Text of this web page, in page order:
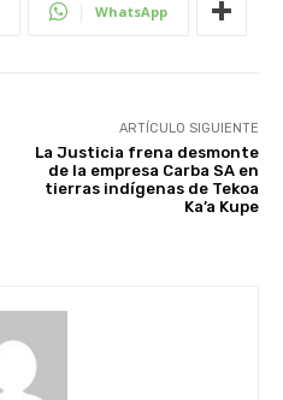
WhatsApp
ARTÍCULO SIGUIENTE
La Justicia frena desmonte
de la empresa Carba SA en
tierras indígenas de Tekoa
Ka’a Kupe